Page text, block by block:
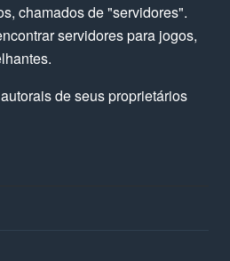
chamados de "servidores".
servidores para jogos,
de seus proprietários